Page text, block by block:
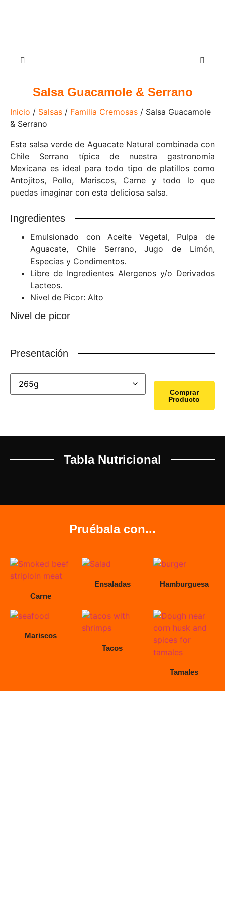
Salsa Guacamole & Serrano
Inicio / Salsas / Familia Cremosas / Salsa Guacamole
& Serrano
Esta salsa verde de Aguacate Natural combinada con
Chile Serrano típica de nuestra gastronomía
Mexicana es ideal para todo tipo de platillos como
Antojitos, Pollo, Mariscos, Carne y todo lo que
puedas imaginar con esta deliciosa salsa.
Ingredientes
Emulsionado con Aceite Vegetal, Pulpa de
Aguacate, Chile Serrano, Jugo de Limón,
Especias y Condimentos.
Libre de Ingredientes Alergenos y/o Derivados
Lacteos.
Nivel de Picor: Alto
Nivel de picor
Presentación
Comprar
Producto
Tabla Nutricional
Pruébala con...
Carne
Ensaladas Hamburguesa
Mariscos
Tacos
Tamales